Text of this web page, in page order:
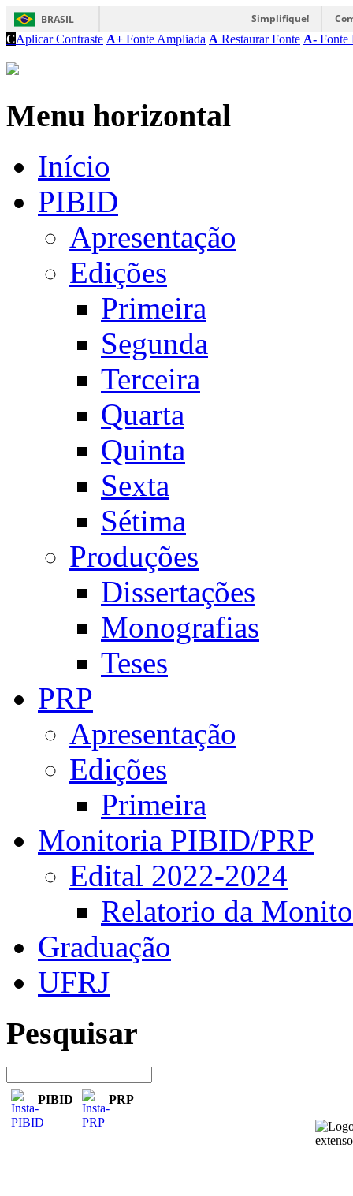
BRASIL Simplifique!
CAplicar Contraste A+ Fonte Ampliada A Restaurar Fonte A- Fonte
Menu horizontal
Início
PIBID
Apresentação
Edições
Primeira
Segunda
Terceira
Quarta
Quinta
Sexta
Sétima
Produções
Dissertações
Monografias
Teses
PRP
Apresentação
Edições
Primeira
Monitoria PIBID/PRP
Edital 2022-2024
Relatorio da
Graduação
UFRJ
Pesquisar
PIBID PRP